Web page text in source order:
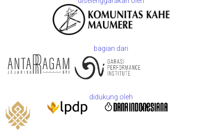
bagian dari
didukung oleh